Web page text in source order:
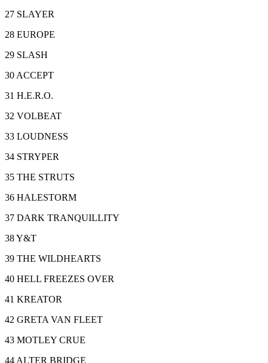
27 SLAYER
28 EUROPE
29 SLASH
30 ACCEPT
31 H.E.R.O.
32 VOLBEAT
33 LOUDNESS
34 STRYPER
35 THE STRUTS
36 HALESTORM
37 DARK TRANQUILLITY
38 Y&T
39 THE WILDHEARTS
40 HELL FREEZES OVER
41 KREATOR
42 GRETA VAN FLEET
43 MOTLEY CRUE
44 ALTER BRIDGE